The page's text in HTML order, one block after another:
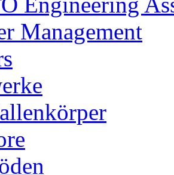
Management